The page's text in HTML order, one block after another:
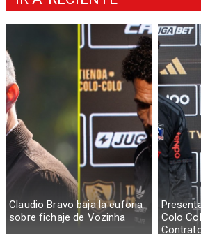
Claudio Bravo baja la euforia
sobre fichaje de Vozinha
Colo